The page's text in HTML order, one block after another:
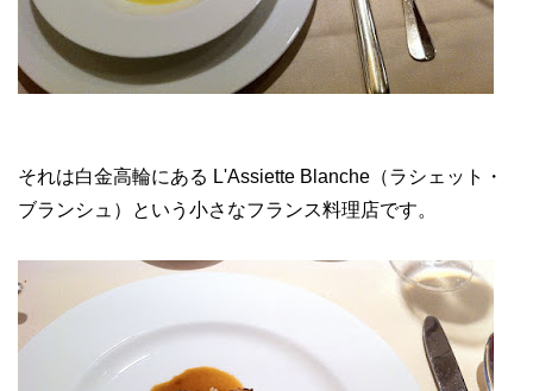
それは白金高輪にある L'Assiette Blanche（ラシェット・
ブランシュ）という小さなフランス料理店です。